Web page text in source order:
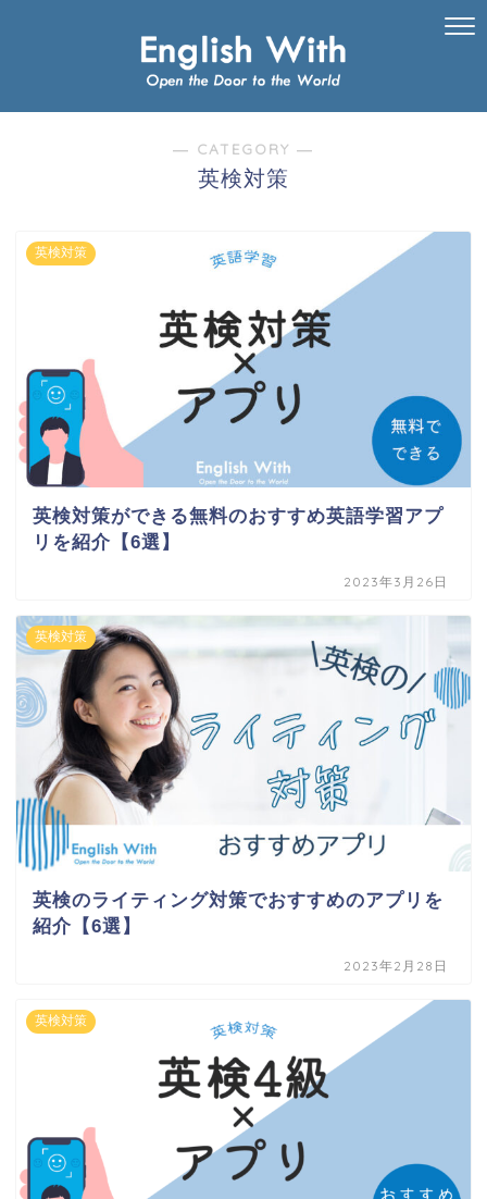
― CATEGORY ―
英検対策
英検対策
英検対策ができる無料のおすすめ英語学習アプ
リを紹介【6選】
2023年3月26日
英検対策
英検のライティング対策でおすすめのアプリを
紹介【6選】
2023年2月28日
英検対策